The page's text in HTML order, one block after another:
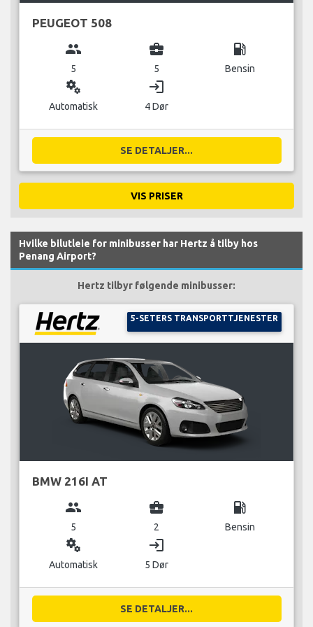
PEUGEOT 508
group
5
business_center
5
local_gas_station
Bensin
miscellaneous_services
Automatisk
login
4 Dør
SE DETALJER...
VIS PRISER
Hvilke bilutleie for minibusser har Hertz å tilby hos
Penang Airport?
Hertz tilbyr følgende minibusser:
5-SETERS TRANSPORTTJENESTER
BMW 216I AT
group
5
business_center
2
local_gas_station
Bensin
miscellaneous_services
Automatisk
login
5 Dør
SE DETALJER...